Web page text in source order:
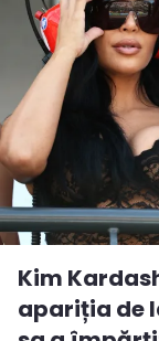
Kim
apariția de